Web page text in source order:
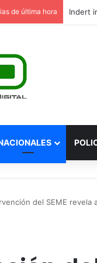
de última hora
del SEME revela